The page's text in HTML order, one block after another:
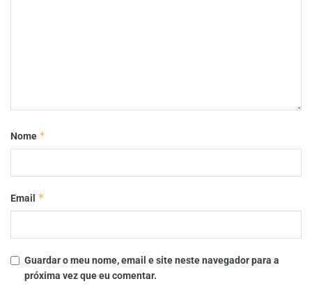
Nome *
Email *
Guardar o meu nome, email e site neste navegador para a
próxima vez que eu comentar.